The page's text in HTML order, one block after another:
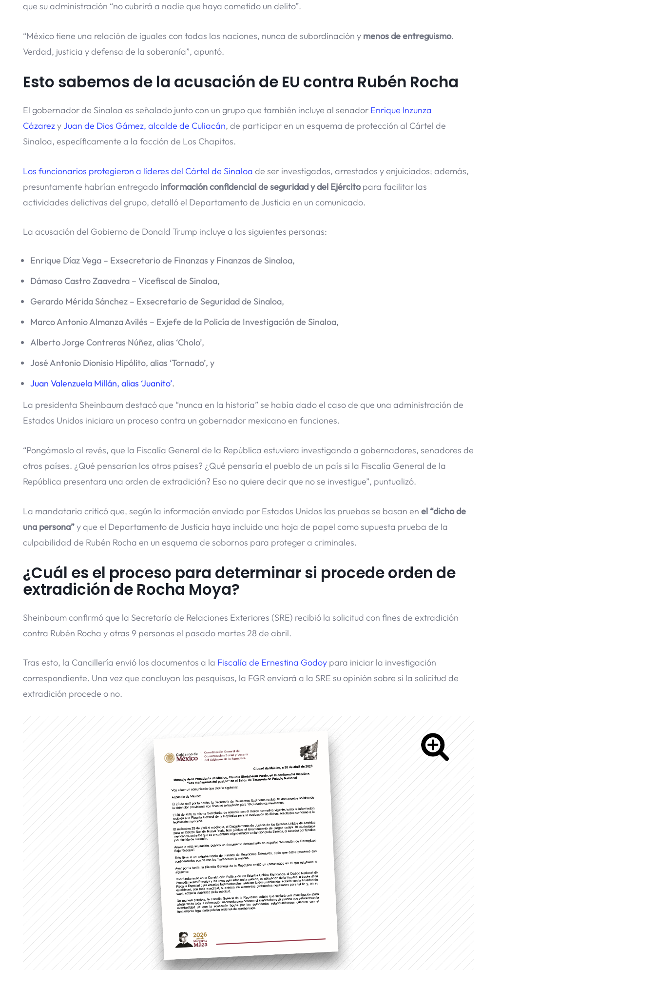
que su administración “no cubrirá a nadie que haya cometido un delito”.
“México tiene una relación de iguales con todas las naciones, nunca de subordinación y menos de entreguismo.
Verdad, justicia y defensa de la soberanía”, apuntó.
Esto sabemos de la acusación de EU contra Rubén Rocha
El gobernador de Sinaloa es señalado junto con un grupo que también incluye al senador Enrique Inzunza
CázarezyJuan de Dios Gámez, alcalde de Culiacán, de participar en un esquema de protección al Cártel de
Sinaloa, específicamente a la facción de Los Chapitos.
Los funcionarios protegieron a líderes del Cártel de Sinaloa de ser investigados, arrestados y enjuiciados; además,
presuntamente habrían entregado información confidencial de seguridad y del Ejércitopara facilitar las
actividades delictivas del grupo, detalló el Departamento de Justicia en un comunicado.
La acusación del Gobierno de Donald Trump incluye a las siguientes personas:
Enrique Díaz Vega – Exsecretario de Finanzas y Finanzas de Sinaloa,
Dámaso Castro Zaavedra – Vicefiscal de Sinaloa,
Gerardo Mérida Sánchez – Exsecretario de Seguridad de Sinaloa,
Marco Antonio Almanza Avilés – Exjefe de la Policía de Investigación de Sinaloa,
Alberto Jorge Contreras Núñez, alias ‘Cholo’,
José Antonio Dionisio Hipólito, alias ‘Tornado’, y
Juan Valenzuela Millán, alias ‘Juanito’.
La presidenta Sheinbaum destacó que “nunca en la historia” se había dado el caso de que una administración de
Estados Unidos iniciara un proceso contra un gobernador mexicano en funciones.
“Pongámoslo al revés, que la Fiscalía General de la República estuviera investigando a gobernadores, senadores de
otros países. ¿Qué pensarían los otros países? ¿Qué pensaría el pueblo de un país si la Fiscalía General de la
República presentara una orden de extradición? Eso no quiere decir que no se investigue”, puntualizó.
La mandataria criticó que, según la información enviada por Estados Unidos las pruebas se basan en el “dicho de
una persona”y que el Departamento de Justicia haya incluido una hoja de papel como supuesta prueba de la
culpabilidad de Rubén Rocha en un esquema de sobornos para proteger a criminales.
¿Cuál es el proceso para determinar si procede orden de
extradición de Rocha Moya?
Sheinbaum confirmó que la Secretaría de Relaciones Exteriores (SRE) recibió la solicitud con fines de extradición
contra Rubén Rocha y otras 9 personas el pasado martes 28 de abril.
Tras esto, la Cancillería envió los documentos a la Fiscalía de Ernestina Godoy para iniciar la investigación
correspondiente. Una vez que concluyan las pesquisas, la FGR enviará a la SRE su opinión sobre si la solicitud de
extradición procede o no.